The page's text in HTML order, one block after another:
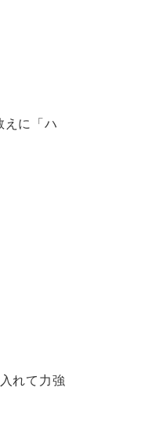
に「ハ
れて力強